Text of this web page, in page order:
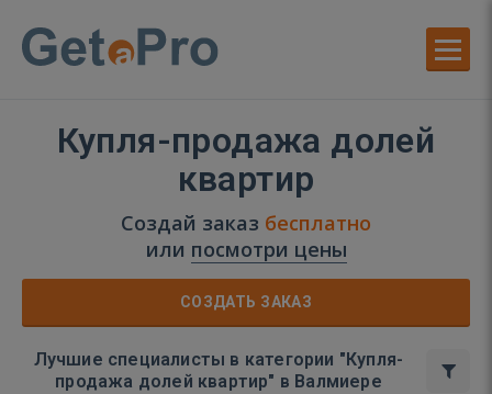
Купля-продажа долей
квартир
Создай заказ бесплатно
или посмотри цены
СОЗДАТЬ ЗАКАЗ
Лучшие специалисты в категории "Купля-
продажа долей квартир" в Валмиере